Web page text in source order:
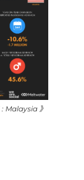
Malaysia 》